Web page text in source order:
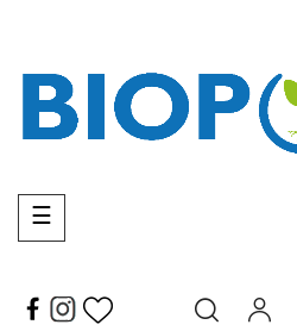
Basculer
la
navigation
☰